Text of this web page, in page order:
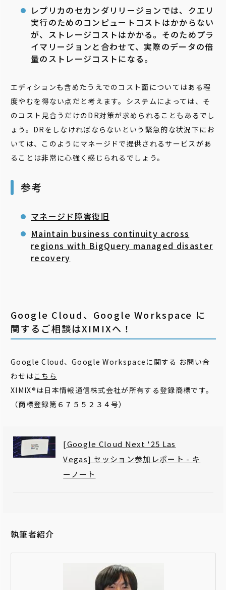
レプリカのセカンダリリージョンでは、クエリ
実行のためのコンピュートコストはかからない
が、ストレージコストはかかる。そのためプラ
イマリージョンと合わせて、実際のデータの倍
量のストレージコストになる。
エディションも含めたうえでのコスト面についてはある程
度やむを得ない点だと考えます。システムによっては、そ
のコスト見合うだけのDR対策が求められることもあるでし
ょう。DRをしなければならないという緊急的な状況下にお
いては、このようにマネージドで提供されるサービスがあ
ることは非常に心強く感じられるでしょう。
参考
マネージド障害復旧
Maintain business continuity across
regions with BigQuery managed disaster
recovery
Google Cloud、Google Workspace に
関するご相談はXIMIXへ！
Google Cloud、Google Workspaceに関する お問い合
わせはこちら
XIMIX®は日本情報通信株式会社が所有する登録商標です。
（商標登録第６７５５２３４号）
[Google Cloud Next '25 Las
Vegas] セッション参加レポート - キ
ーノート
執筆者紹介